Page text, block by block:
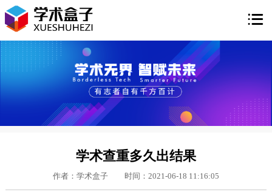

学术查重多久出结果
作者：学术盒子 时间：2021-06-18 11:16:05